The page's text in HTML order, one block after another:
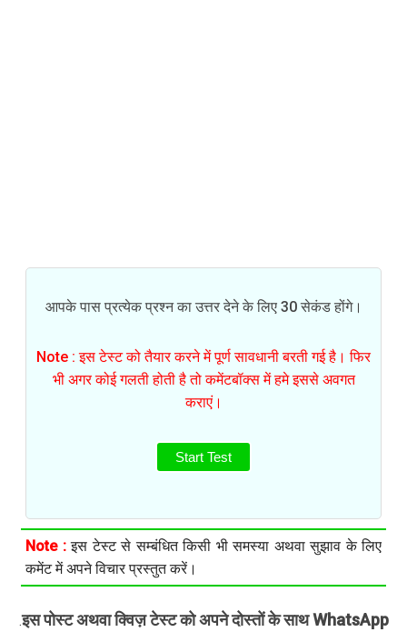
आपके पास प्रत्येक प्रश्न का उत्तर देने के लिए 30 सेकंड होंगे।
Note : इस टेस्ट को तैयार करने में पूर्ण सावधानी बरती गई है। फिर
भी अगर कोई गलती होती है तो कमेंटबॉक्स में हमे इससे अवगत
कराएं।
Start Test
Note :इस टेस्ट से सम्बंधित किसी भी समस्या अथवा सुझाव के लिए
कमेंट में अपने विचार प्रस्तुत करें।
.इस पोस्ट अथवा क्विज़ टेस्ट को अपने दोस्तों के साथ WhatsApp